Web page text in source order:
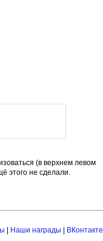
(в верхнем левом
этого не сделали.
Наши награды
ВКонтакте